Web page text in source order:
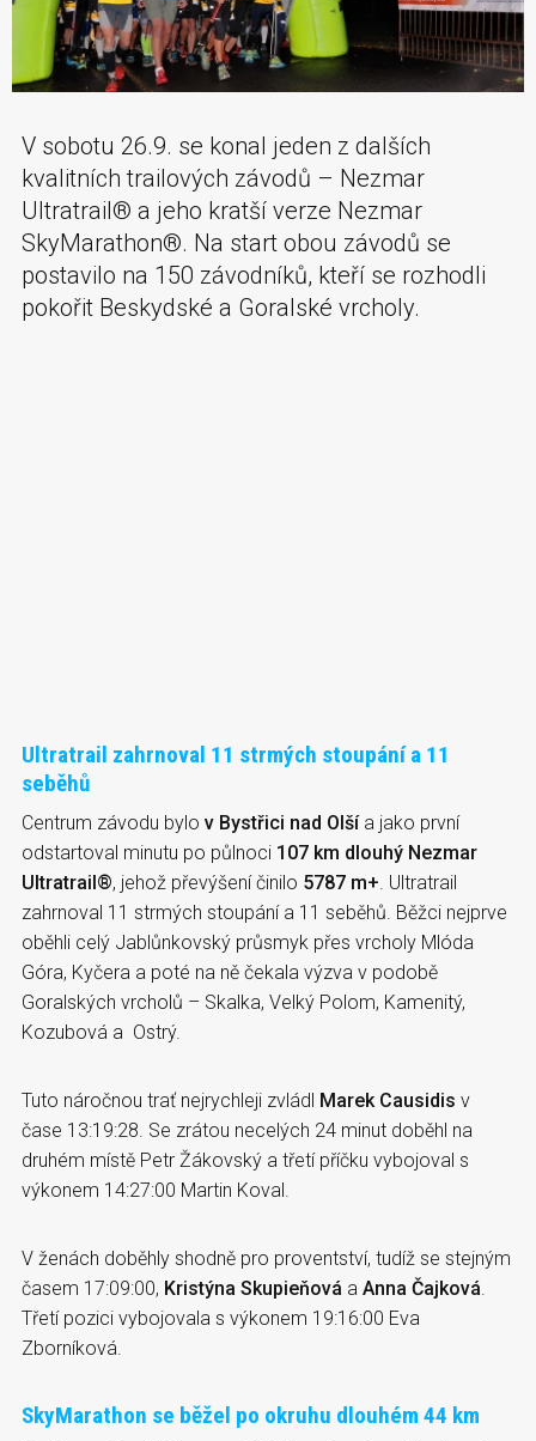
V sobotu 26.9. se konal jeden z dalších
kvalitních trailových závodů – Nezmar
Ultratrail® a jeho kratší verze Nezmar
SkyMarathon®. Na start obou závodů se
postavilo na 150 závodníků, kteří se rozhodli
pokořit Beskydské a Goralské vrcholy.
Ultratrail zahrnoval 11 strmých stoupání a 11
seběhů
Centrum závodu bylo v Bystřici nad Olšía jako první
odstartoval minutu po půlnoci 107 km dlouhý Nezmar
Ultratrail®, jehož převýšení činilo 5787 m+ . Ultratrail
zahrnoval 11 strmých stoupání a 11 seběhů. Běžci nejprve
oběhli celý Jablůnkovský průsmyk přes vrcholy Mlóda
Góra, Kyčera a poté na ně čekala výzva v podobě
Goralských vrcholů – Skalka, Velký Polom, Kamenitý,
Kozubová a Ostrý.
Tuto náročnou trať nejrychleji zvládl Marek Causidis v
čase 13:19:28. Se zrátou necelých 24 minut doběhl na
druhém místě Petr Žákovský a třetí příčku vybojoval s
výkonem 14:27:00 Martin Koval.
V ženách doběhly shodně pro proventství, tudíž se stejným
časem 17:09:00, Kristýna Skupieňová a Anna Čajková
Třetí pozici vybojovala s výkonem 19:16:00 Eva
Zborníková.
SkyMarathon se běžel po okruhu dlouhém 44 km